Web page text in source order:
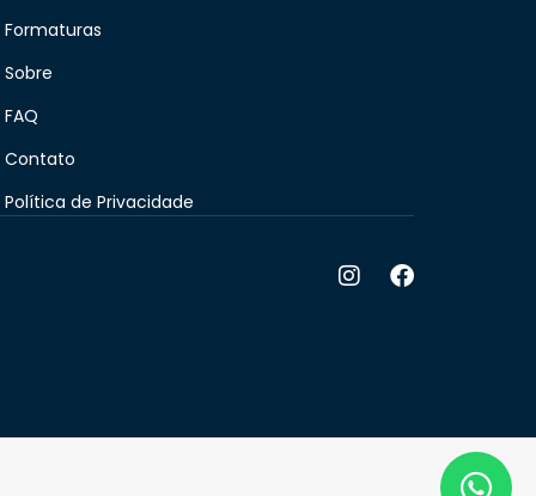
Formaturas
Sobre
FAQ
Contato
Política de Privacidade